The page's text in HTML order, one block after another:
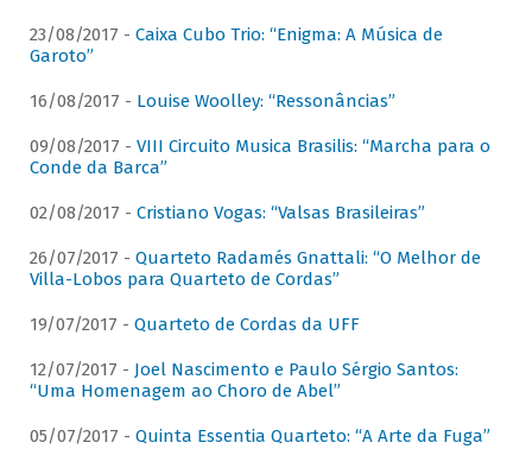
23/08/2017 - Caixa Cubo Trio: “Enigma: A Música de
Garoto”
16/08/2017 - Louise Woolley: “Ressonâncias”
09/08/2017 - VIII Circuito Musica Brasilis: “Marcha para o
Conde da Barca”
02/08/2017 - Cristiano Vogas: “Valsas Brasileiras”
26/07/2017 - Quarteto Radamés Gnattali: “O Melhor de
Villa-Lobos para Quarteto de Cordas”
19/07/2017 - Quarteto de Cordas da UFF
12/07/2017 - Joel Nascimento e Paulo Sérgio Santos:
“Uma Homenagem ao Choro de Abel”
05/07/2017 - Quinta Essentia Quarteto: “A Arte da Fuga”